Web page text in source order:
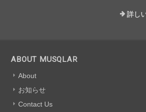
詳し
ABOUT MUSQLAR
About
お知らせ
Contact Us